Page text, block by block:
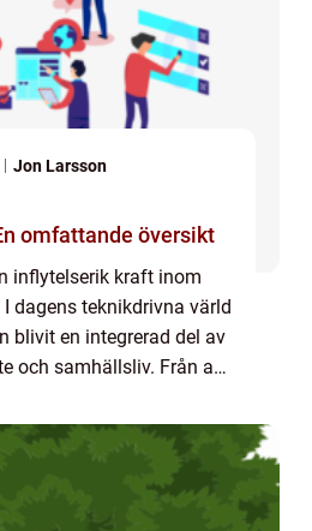
Jon Larsson
omfattande översikt
inflytelserik kraft inom
dagens teknikdrivna värld
blivit en integrerad del av
och samhällsliv. Från att